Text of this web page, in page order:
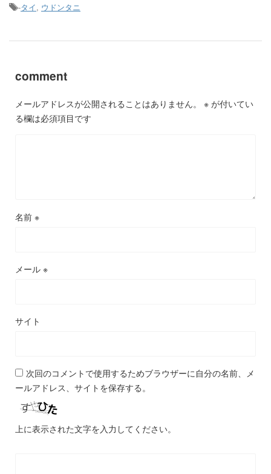
-タイ, ウドンタニ
comment
メールアドレスが公開されることはありません。 ※ が付いてい
る欄は必須項目です
名前 ※
メール ※
サイト
次回のコメントで使用するためブラウザーに自分の名前、メ
ールアドレス、サイトを保存する。
上に表示された文字を入力してください。